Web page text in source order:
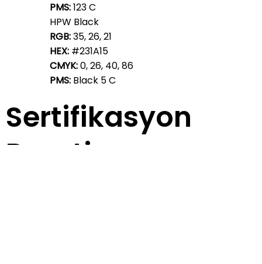
PMS:123 C
HPW Black
RGB:35, 26, 21
HEX: #231A15
CMYK:0, 26, 40, 86
PMS: Black 5 C
Sertifikasyon
Rozeti